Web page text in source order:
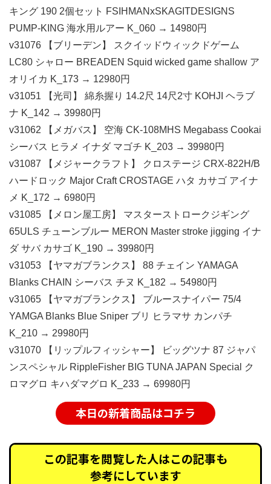
キング 190 2個セット FSIHMANxSKAGITDESIGNS
PUMP-KING 海水用ルアー K_060 → 14980円
v31076 【ブリーデン】 スクイッドウィックドゲーム
LC80 シャロー BREADEN Squid wicked game shallow ア
オリイカ K_173 → 12980円
v31051 【光司】 綿糸握り 14.2尺 14尺2寸 KOHJI ヘラブ
ナ K_142 → 39980円
v31062 【メガバス】 空海 CK-108MHS Megabass Cookai
シーバス ヒラメ イナダ マゴチ K_203 → 39980円
v31087 【メジャークラフト】 クロステージ CRX-822H/B
ハードロック Major Craft CROSTAGE ハタ カサゴ アイナ
メ K_172 → 6980円
v31085 【メロン屋工房】 マスターストロークジギング
65ULS チューンブルー MERON Master stroke jigging イナ
ダ サバ カサゴ K_190 → 39980円
v31053 【ヤマガブランクス】 88 チェイン YAMAGA
Blanks CHAIN シーバス チヌ K_182 → 54980円
v31065 【ヤマガブランクス】 ブルースナイパー 75/4
YAMGA Blanks Blue Sniper ブリ ヒラマサ カンパチ
K_210 → 29980円
v31070 【リップルフィッシャー】 ビッグツナ 87 ジャパ
ンスペシャル RippleFisher BIG TUNA JAPAN Special ク
ロマグロ キハダマグロ K_233 → 69980円
本日の新着商品はコチラ
この記事を閲覧した人はこの記事も
参考にしています